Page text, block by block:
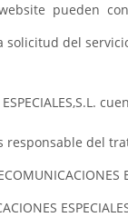
pueden
solicitud del
responsable del